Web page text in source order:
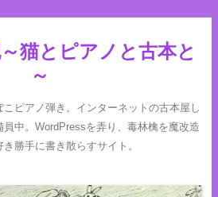
猫とピアノと古本と
～
ピアノ弾き。インターネットの古本屋し
中。WordPressを弄り、毒林檎を魔改造
勝手に書き散らすサイト。